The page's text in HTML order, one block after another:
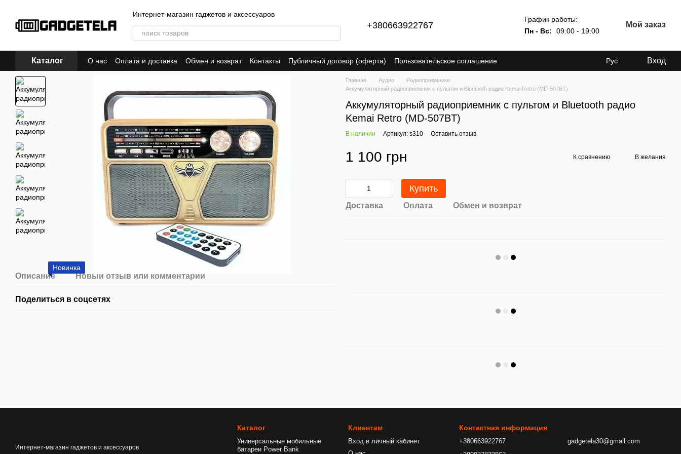
Интернет-магазин гаджетов и аксессуаров
+380663922767
График работы:
Пн - Вс:
09:00 - 19:00
Мой заказ
Каталог О нас Оплата и доставка Обмен и возврат Контакты Публичный договор (оферта)
Пользовательское соглашение
Политика конфиденциальности
Рус Вход
Новинка
Описание Новый отзыв или комментарий
Поделиться в соцсетях
Главная Аудио
Радиоприемники
Аккумуляторный радиоприемник с пультом и Bluetooth радио Kemai Retro (MD-507BT)
Аккумуляторный радиоприемник с пультом и Bluetooth радио
Kemai Retro (MD-507BT)
В наличии Артикул: s310 Оставить отзыв
1 100 грн К сравнению В желания
Купить
Доставка Оплата Обмен и возврат
Интернет-магазин гаджетов и аксессуаров
Каталог
Универсальные мобильные
батареи Power Bank
Клиентам
Вход в личный кабинет
Контактная информация
+380663922767
gadgetela30@gmail.com